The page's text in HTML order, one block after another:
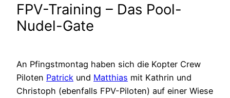
FPV-Training – Das Pool-
Nudel-Gate
An Pfingstmontag haben sich die Kopter Crew
Piloten Patrick und Matthias mit Kathrin und
Christoph (ebenfalls FPV-Piloten) auf einer Wiese